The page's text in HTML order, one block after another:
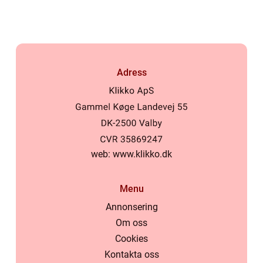
Adress
web: www.klikko.dk
Menu
Annonsering
Om oss
Cookies
Kontakta oss